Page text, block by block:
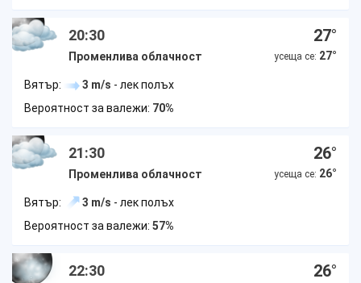
20:30
Променлива облачност
27°
усеща се: 27°
Вятър: 3 m/s - лек полъх
Вероятност за валежи: 70%
21:30
Променлива облачност
26°
усеща се: 26°
Вятър: 3 m/s - лек полъх
Вероятност за валежи: 57%
22:30 26°